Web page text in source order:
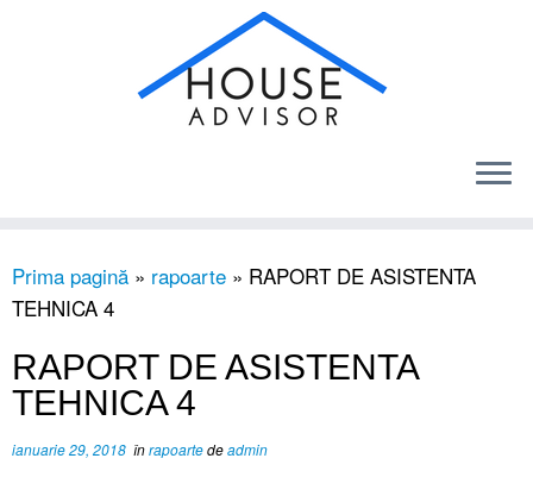
la
conținut
Prima pagină » rapoarte » RAPORT DE ASISTENTA
TEHNICA 4
RAPORT DE ASISTENTA
TEHNICA 4
ianuarie 29, 2018 înrapoartedeadmin